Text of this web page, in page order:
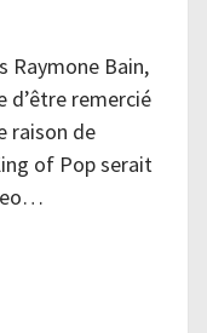
Raymone Bain,
d’être remercié
raison de
of Pop serait